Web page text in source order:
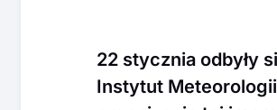
22 stycznia odbyły
Instytut